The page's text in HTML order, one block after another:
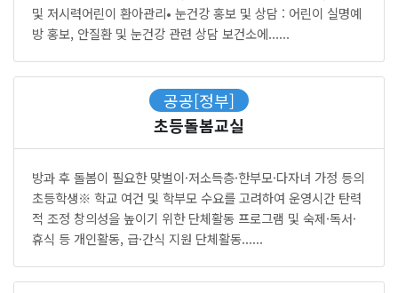
및 저시력어린이 환아관리• 눈건강 홍보 및 상담 : 어린이 실명예
방 홍보, 안질환 및 눈건강 관련 상담 보건소에......
공공[정부]
초등돌봄교실
방과 후 돌봄이 필요한 맞벌이·저소득층·한부모·다자녀 가정 등의
초등학생※ 학교 여건 및 학부모 수요를 고려하여 운영시간 탄력
적 조정 창의성을 높이기 위한 단체활동 프로그램 및 숙제·독서·
휴식 등 개인활동, 급·간식 지원 단체활동......